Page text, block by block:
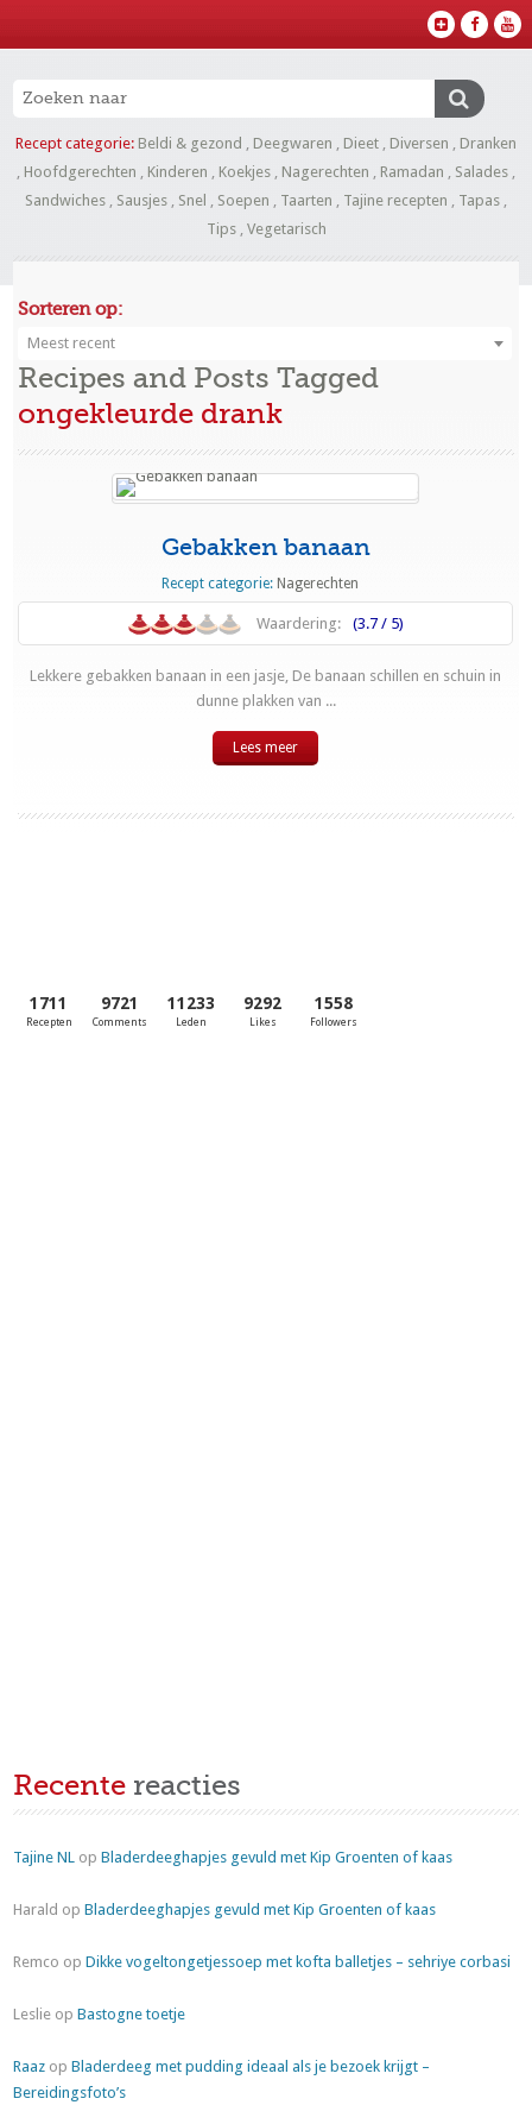
Recept categorie: Beldi & gezond , Deegwaren , Dieet , Diversen , Dranken
, Hoofdgerechten , Kinderen , Koekjes , Nagerechten , Ramadan , Salades ,
Sandwiches , Sausjes , Snel , Soepen , Taarten , Tajine recepten , Tapas ,
Tips, Vegetarisch
Sorteren op:
Meest recent
Recipes and Posts Tagged
ongekleurde drank
Gebakken banaan
Recept categorie: Nagerechten
Waardering: (3.7 / 5)
Lekkere gebakken banaan in een jasje, De banaan schillen en schuin in
dunne plakken van ...
Lees meer
1711
Recepten
9721
Comments
11233
Leden
9292
Likes
1558
Followers
Recente reacties
Tajine NL opBladerdeeghapjes gevuld met Kip Groenten of kaas
Harald opBladerdeeghapjes gevuld met Kip Groenten of kaas
Remco opDikke vogeltongetjessoep met kofta balletjes – sehriye corbasi
Leslie opBastogne toetje
Raaz opBladerdeeg met pudding ideaal als je bezoek krijgt –
Bereidingsfoto’s